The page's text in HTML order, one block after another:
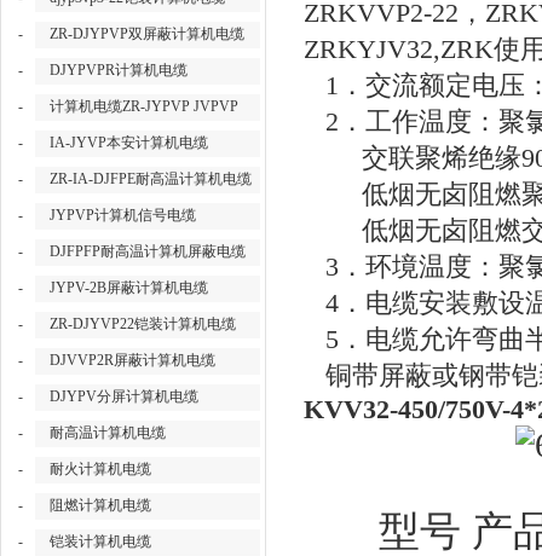
- ZR-DJYPVP双屏蔽计算机电缆
- DJYPVPR计算机电缆
- 计算机电缆ZR-JYPVP JVPVP
- IA-JYVP本安计算机电缆
- ZR-IA-DJFPE耐高温计算机电缆
- JYPVP计算机信号电缆
- DJFPFP耐高温计算机屏蔽电缆
- JYPV-2B屏蔽计算机电缆
- ZR-DJYVP22铠装计算机电缆
- DJVVP2R屏蔽计算机电缆
- DJYPV分屏计算机电缆
- 耐高温计算机电缆
- 耐火计算机电缆
- 阻燃计算机电缆
- 铠装计算机电缆
ZRKVVP2-22，
ZRKYJV32,ZRK使
1．交流额定电压
2．工作温度：聚
交联聚烯绝缘
低烟无卤阻燃
低烟无卤阻燃交
3．环境温度：聚
4．电缆安装敷设
5．电缆允许弯曲
铜带屏蔽或钢带
KVV32-450/750V-
型号 产